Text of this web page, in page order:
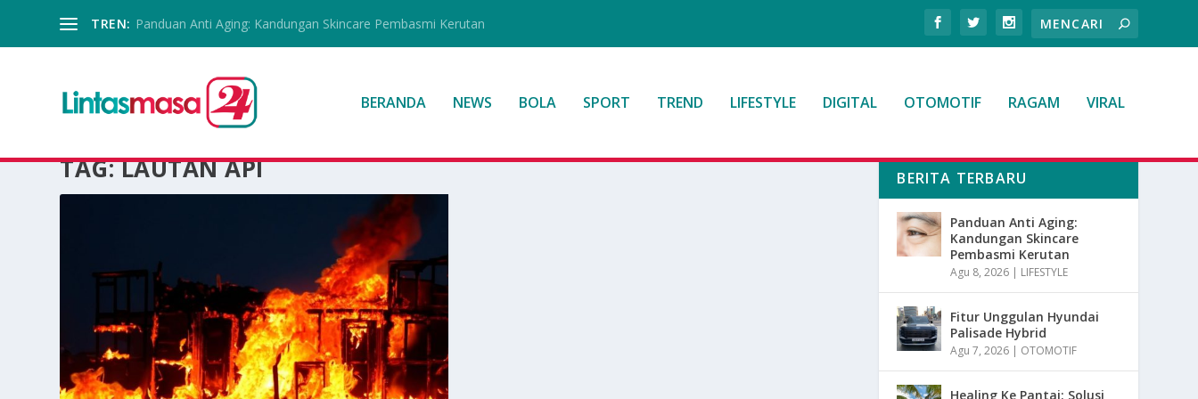
TREN: Panduan Anti Aging: Kandungan Skincare Pembasmi Kerutan
BERANDA NEWS BOLA SPORT TREND LIFESTYLE DIGITAL OTOMOTIF RAGAM VIRAL
TAG:LAUTAN API BERITA TERBARU
Panduan Anti Aging:
Kandungan Skincare
Pembasmi Kerutan
Agu 8, 2026 | LIFESTYLE
Fitur Unggulan Hyundai
Palisade Hybrid
Agu 7, 2026 | OTOMOTIF
Healing Ke Pantai: Solusi